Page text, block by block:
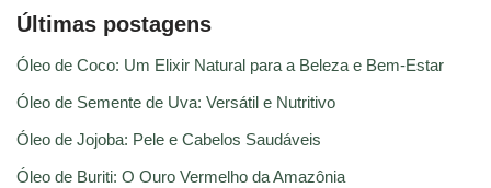
Últimas postagens
Óleo de Coco: Um Elixir Natural para a Beleza e Bem-Estar
Óleo de Semente de Uva: Versátil e Nutritivo
Óleo de Jojoba: Pele e Cabelos Saudáveis
Óleo de Buriti: O Ouro Vermelho da Amazônia